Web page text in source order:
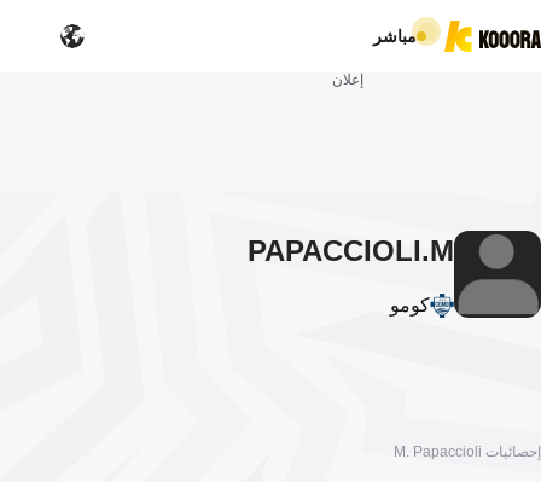
مباشر
إعلان
M.
PAPACCIOLI
كومو
إحصائيات M. Papaccioli